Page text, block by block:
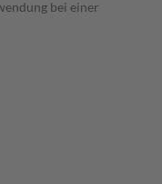
bei einer